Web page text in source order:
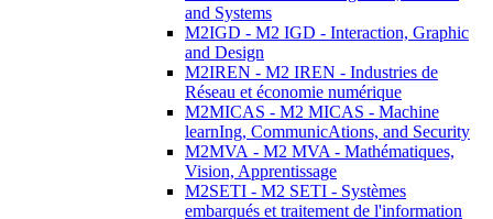
and Systems
M2IGD - M2 IGD - Interaction, Graphic
and Design
M2IREN - M2 IREN - Industries de
Réseau et économie numérique
M2MICAS - M2 MICAS - Machine
learnIng, CommunicAtions, and Security
M2MVA - M2 MVA - Mathématiques,
Vision, Apprentissage
M2SETI - M2 SETI - Systèmes
embarqués et traitement de l'information